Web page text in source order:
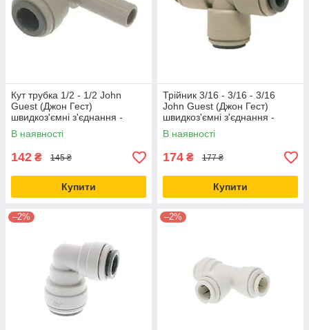
Кут трубка 1/2 - 1/2 John
Guest (Джон Гест)
швидкоз'ємні з'єднання -
фітинги PI221616S
В наявності
142 ₴ 145 ₴
Купити
Трійник 3/16 - 3/16 - 3/16
John Guest (Джон Гест)
швидкоз'ємні з'єднання -
фітинги PI0206S
В наявності
174 ₴ 177 ₴
Купити
–2% –2%